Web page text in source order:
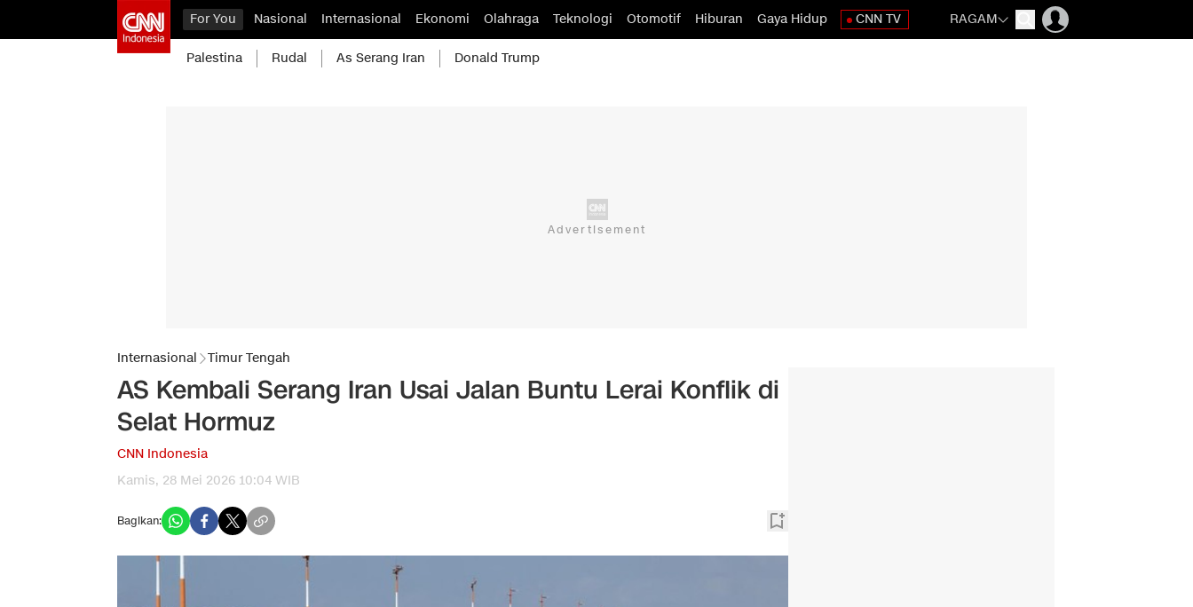
For You Nasional Internasional Ekonomi Olahraga Teknologi Otomotif Hiburan Gaya Hidup CNN TV RAGAM
Palestina Rudal As Serang Iran Donald Trump
Internasional Timur Tengah
AS Kembali Serang Iran Usai Jalan Buntu Lerai Konflik di
Selat Hormuz
CNN Indonesia
Kamis, 28 Mei 2026 10:04 WIB
Bagikan: